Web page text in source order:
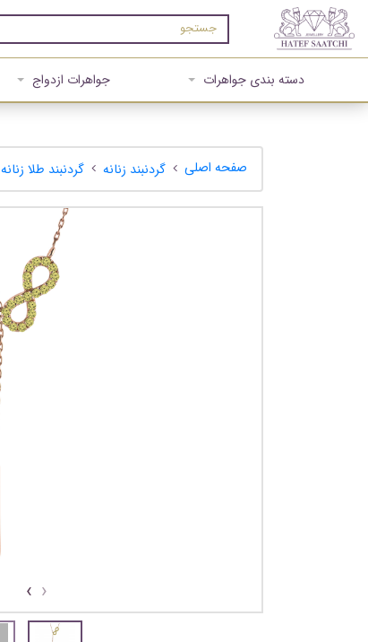
دسته بندی جواهرات جواهرات ازدواج
صفحه اصلی گردنبند زنانه گردنبند طلا زنانه
‹
›